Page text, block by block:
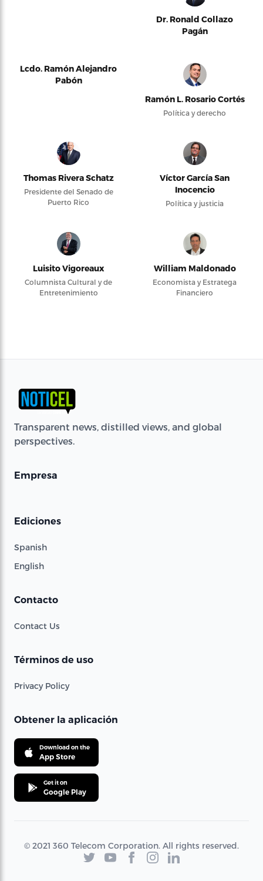
Dr. Ronald Collazo
Pagán
Lcdo. Ramón Alejandro
Pabón
Ramón L. Rosario Cortés
Política y derecho
Thomas Rivera Schatz
Presidente del Senado de
Puerto Rico
Víctor García San
Inocencio
Política y justicia
Luisito Vigoreaux
Columnista Cultural y de
Entretenimiento
William Maldonado
Economista y Estratega
Financiero
Transparent news, distilled views, and global
perspectives.
Empresa
Ediciones
Spanish
English
Contacto
Contact Us
Términos de uso
Privacy Policy
Obtener la aplicación
Download on the
App Store
Get it on
Google Play
© 2021 360 Telecom Corporation. All rights reserved.